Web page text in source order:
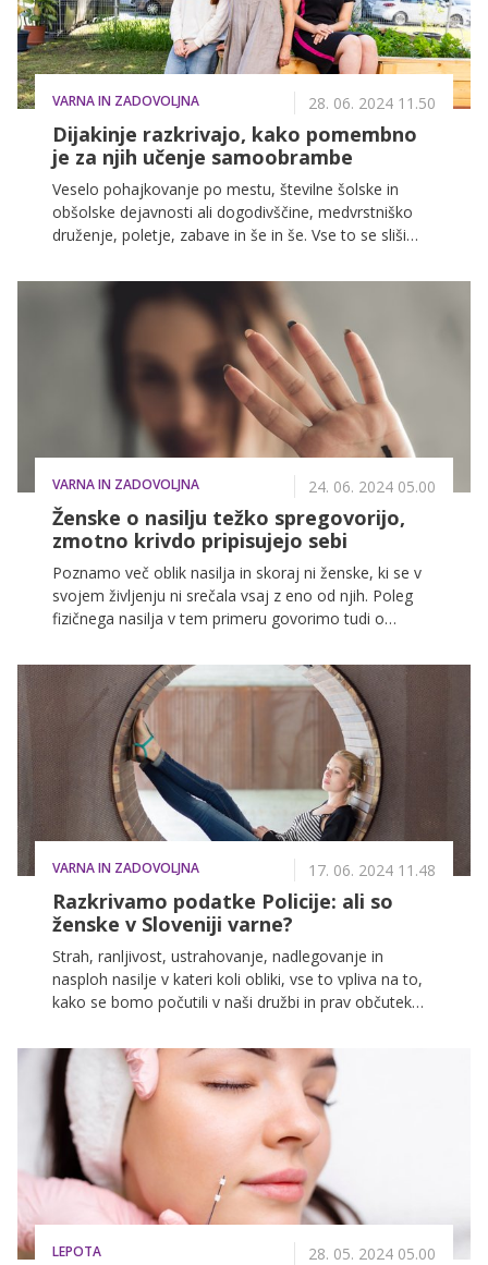
VARNA IN ZADOVOLJNA 28. 06. 2024 11.50
Dijakinje razkrivajo, kako pomembno
je za njih učenje samoobrambe
Veselo pohajkovanje po mestu, številne šolske in
obšolske dejavnosti ali dogodivščine, medvrstniško
druženje, poletje, zabave in še in še. Vse to se sliši
sproščeno in varno. Brezskrbna leta so tako pod
vprašajem, saj se je v našo družbo vsilil strah, zaradi
katerega moramo prehitro odrasti in se odpovedati
svoji naivni otroški duši. In prav zato je še kako
dobrodošlo, da ne obtičimo v vlogi žrtve, ampak da
naredimo nekaj zase, za svoj občutek varnosti in
morebitno preventivo. O tem smo se pogovarjali tudi
z dijakinjami, ki so se pod vodstvom svoje učiteljice
za telovadbo odločile za učenje samoobrambe.
VARNA IN ZADOVOLJNA 24. 06. 2024 05.00
Ženske o nasilju težko spregovorijo,
zmotno krivdo pripisujejo sebi
Poznamo več oblik nasilja in skoraj ni ženske, ki se v
svojem življenju ni srečala vsaj z eno od njih. Poleg
fizičnega nasilja v tem primeru govorimo tudi o
žensk živi v nenehnem strahu, hkrati pa je ranjena tudi
njihova samopodoba. Takšne ženske izgubijo občutek
varnosti, kar lahko zelo oteži njihovo vsakdanje
delovanje, pravi Tjaša Hrovat iz Društva za nenasilno
komunikacijo.
VARNA IN ZADOVOLJNA 17. 06. 2024 11.48
Razkrivamo podatke Policije: ali so
ženske v Sloveniji varne?
Strah, ranljivost, ustrahovanje, nadlegovanje in
nasploh nasilje v kateri koli obliki, vse to vpliva na to,
kako se bomo počutili v naši družbi in prav občutek
smo si zastavili zelo pomembna vprašanja: ali se
slovenska dekleta in ženske danes počutijo dovolj
varne? Si upajo same hoditi po mestu, stranskih
ulicah, parkih in neobremenjeno obleči krilo? Kako
varne so v šolskem okolju, v službah in celo v svojem
lastnem domu? In predvsem, kaj lahko dejansko tudi
sami naredimo za boljšo varnost in preventivo? Za
začetek lahko preverimo, kakšno je aktualno stanje v
Sloveniji in kaj o varnosti govori statistika.
LEPOTA 28. 05. 2024 05.00